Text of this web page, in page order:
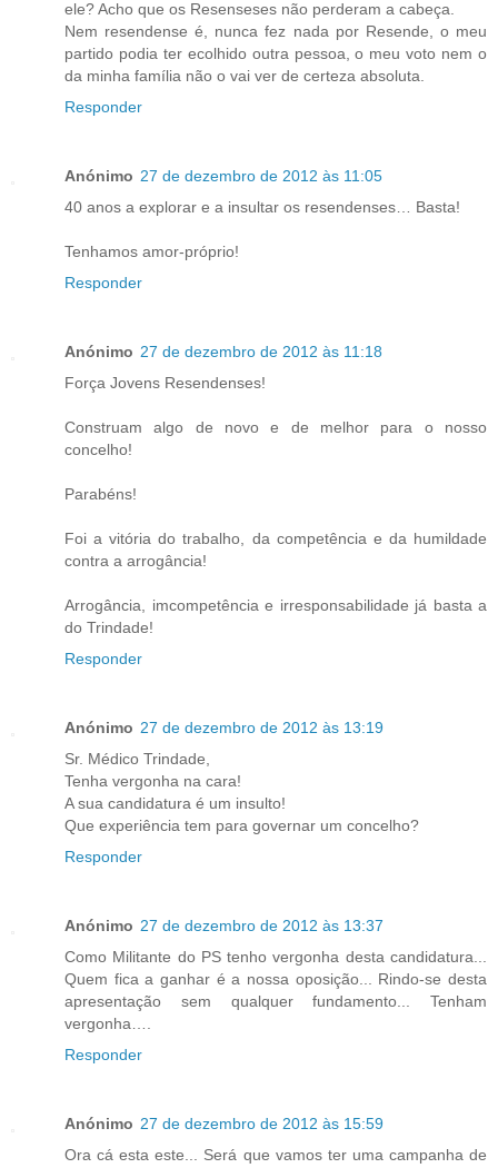
ele? Acho que os Resenseses não perderam a cabeça.
Nem resendense é, nunca fez nada por Resende, o meu
partido podia ter ecolhido outra pessoa, o meu voto nem o
da minha família não o vai ver de certeza absoluta.
Responder
Anónimo 27 de dezembro de 2012 às 11:05
40 anos a explorar e a insultar os resendenses… Basta!
Tenhamos amor-próprio!
Responder
Anónimo 27 de dezembro de 2012 às 11:18
Força Jovens Resendenses!
Construam algo de novo e de melhor para o nosso
concelho!
Parabéns!
Foi a vitória do trabalho, da competência e da humildade
contra a arrogância!
Arrogância, imcompetência e irresponsabilidade já basta a
do Trindade!
Responder
Anónimo 27 de dezembro de 2012 às 13:19
Sr. Médico Trindade,
Tenha vergonha na cara!
A sua candidatura é um insulto!
Que experiência tem para governar um concelho?
Responder
Anónimo 27 de dezembro de 2012 às 13:37
Como Militante do PS tenho vergonha desta candidatura...
Quem fica a ganhar é a nossa oposição... Rindo-se desta
apresentação sem qualquer fundamento... Tenham
vergonha….
Responder
Anónimo 27 de dezembro de 2012 às 15:59
Ora cá esta este... Será que vamos ter uma campanha de